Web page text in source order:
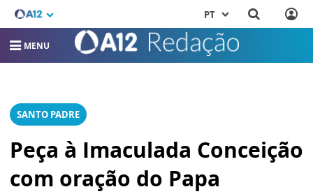
PT
MENU
SANTO PADRE
Peça à Imaculada Conceição
com oração do Papa